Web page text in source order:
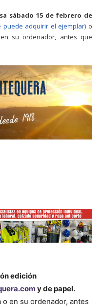
sábado 15 de febrero de
puede adquirir el ejemplar) o
su ordenador, antes que
edición
y de papel.
o en su ordenador, antes